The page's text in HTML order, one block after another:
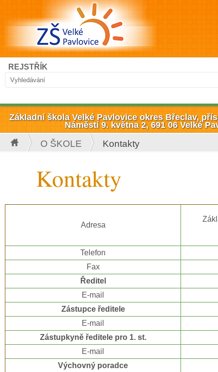
Přejít k hlavnímu obsahu
Vyhledávání
Hledat
REJSTŘÍK
Základní škola Velké Pavlovice okres Břeclav,
Náměstí 9. května 2, 691 06 Velké
Jste zde
O ŠKOLE Kontakty
Kontakty
Adresa
Telefon
Fax
Ředitel
E-mail
Zástupce ředitele
E-mail
Zástupkyně ředitele pro 1. st.
E-mail
Výchovný poradce